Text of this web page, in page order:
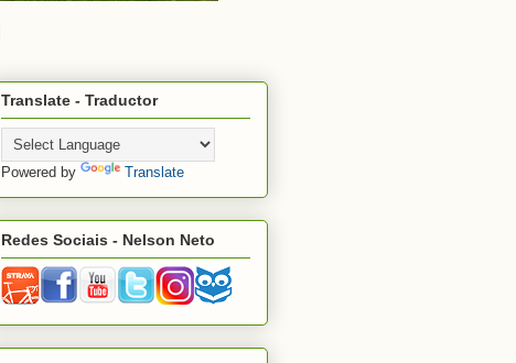
Translate - Traductor
Powered by Translate
Redes Sociais - Nelson Neto